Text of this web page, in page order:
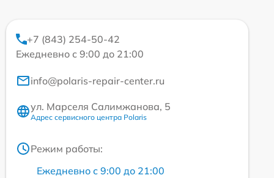
+7 (843) 254-50-42
Ежедневно с 9:00 до 21:00
info@polaris-repair-center.ru
ул. Марселя Салимжанова, 5
Адрес сервисного центра Polaris
Режим работы:
Ежедневно с 9:00 до 21:00